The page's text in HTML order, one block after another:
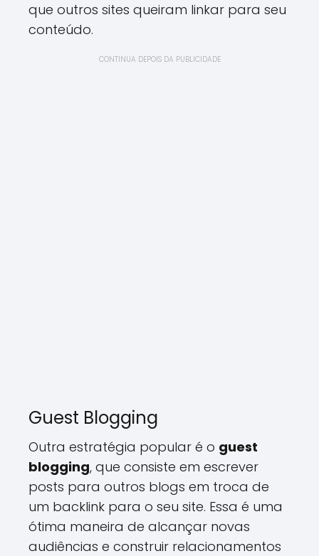
que outros sites queiram linkar para seu
conteúdo.
CONTINUA DEPOIS DA PUBLICIDADE
Guest Blogging
Outra estratégia popular é o guest
blogging, que consiste em escrever
posts para outros blogs em troca de
um backlink para o seu site. Essa é uma
ótima maneira de alcançar novas
audiências e construir relacionamentos